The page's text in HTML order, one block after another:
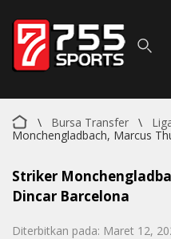
\ Bursa Transfer \
Monchengladbach, Marcus
Striker
Dincar Barcelona
Diterbitkan pada: Maret 12,